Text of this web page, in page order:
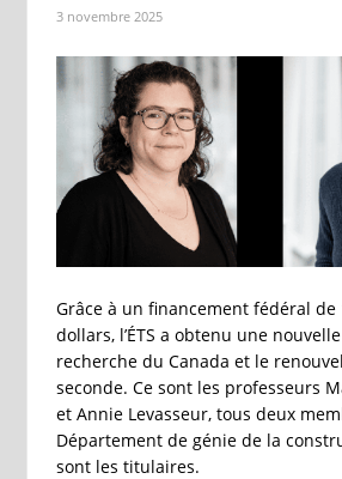
3 novembre 2025
Grâce à un financement fédéral
dollars, l’ÉTS a obtenu une
recherche du Canada et le
seconde. Ce sont les professeurs
et Annie Levasseur, tous deux
Département de génie de la
sont les titulaires.